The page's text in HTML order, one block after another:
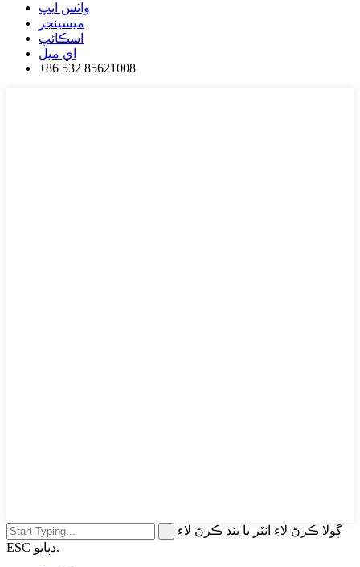
واٽس ايپ
ميسينجر
اسڪائپ
اي ميل
+86 532 85621008
ڳولا ڪرڻ لاءِ انٽر يا بند ڪرڻ لاءِ
ESC دٻايو.